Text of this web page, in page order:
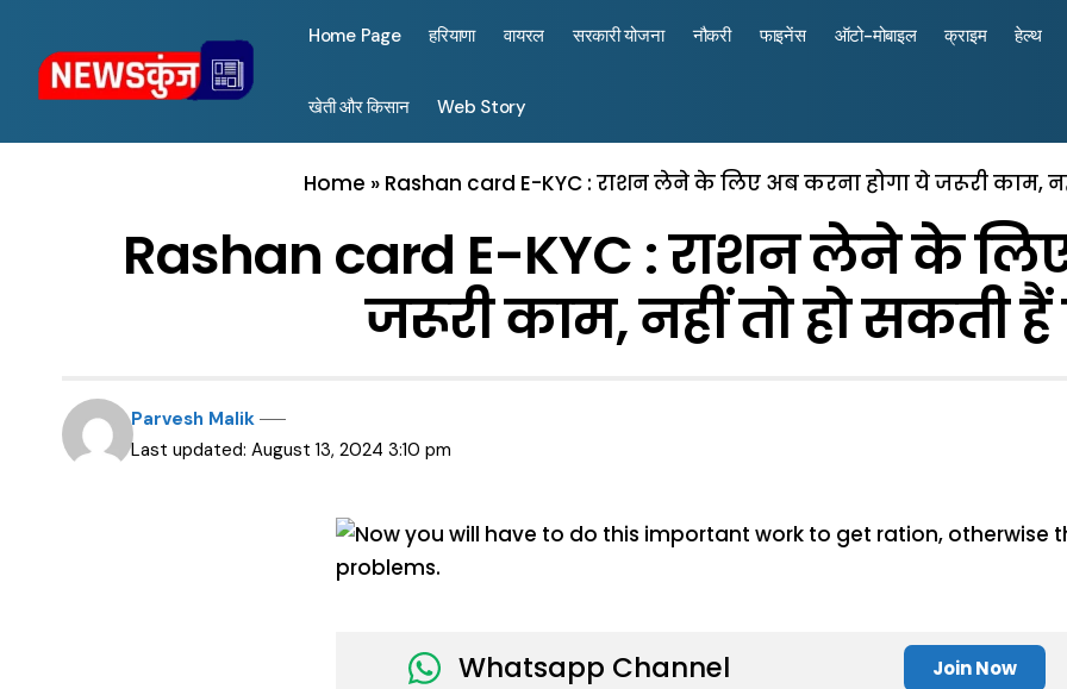
Home Page हरियाणा वायरल सरकारी योजना नौकरी फाइनेंस ऑटो-मोबाइल क्राइम हेल्थ
खेती और किसान Web Story
Home » Rashan card E-KYC : राशन लेने के लिए अब करना होगा ये जरूरी काम,
Rashan card E-KYC : राशन लेने के
जरूरी काम, नहीं तो हो सकती
Last updated: August 13, 2024 3:10 pm
Parvesh Malik
Whatsapp Channel Join Now